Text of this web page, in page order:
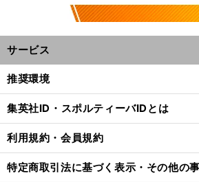
い
チ 」
た
サービス
推奨環境
集英社ID・スポルティーバIDとは
利用規約・会員規約
特定商取引法に基づく表示・その他の